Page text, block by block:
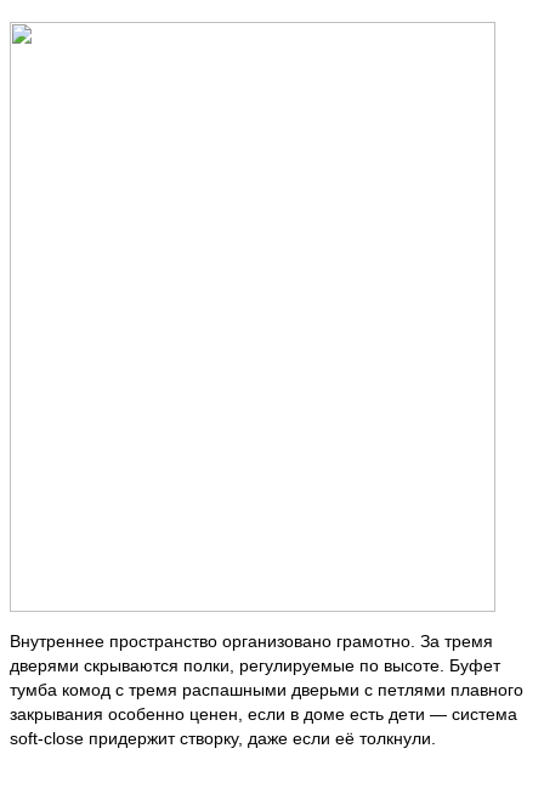
Внутреннее пространство организовано грамотно. За тремя
дверями скрываются полки, регулируемые по высоте. Буфет
тумба комод с тремя распашными дверьми с петлями плавного
закрывания особенно ценен, если в доме есть дети — система
soft-close придержит створку, даже если её толкнули.